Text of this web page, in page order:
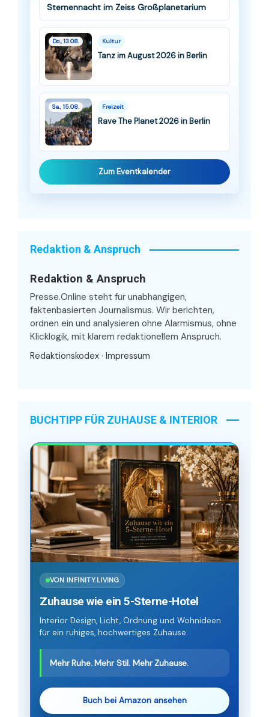
Sternennacht im Zeiss Großplanetarium
Do., 13.08. Kultur
Tanz im August 2026 in Berlin
Sa., 15.08. Freizeit
Rave The Planet 2026 in Berlin
Zum Eventkalender
Redaktion & Anspruch
Redaktion & Anspruch
Presse.Online steht für unabhängigen,
faktenbasierten Journalismus. Wir berichten,
ordnen ein und analysieren ohne Alarmismus, ohne
Klicklogik, mit klarem redaktionellem Anspruch.
Redaktionskodex · Impressum
BUCHTIPP FÜR ZUHAUSE & INTERIOR
VON INFINITY.LIVING
Zuhause wie ein 5-Sterne-Hotel
Interior Design, Licht, Ordnung und Wohnideen
für ein ruhiges, hochwertiges Zuhause.
Mehr Ruhe. Mehr Stil. Mehr Zuhause.
Buch bei Amazon ansehen